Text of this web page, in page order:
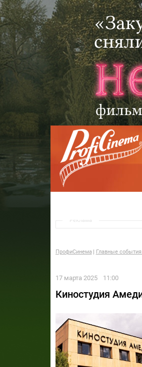
Реклама
ПрофиСинема Главные
17 марта 2025 11:00
Киностудия